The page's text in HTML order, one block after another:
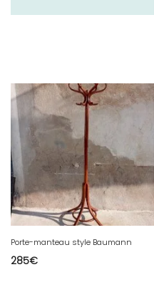
Porte-manteau style Baumann
285€